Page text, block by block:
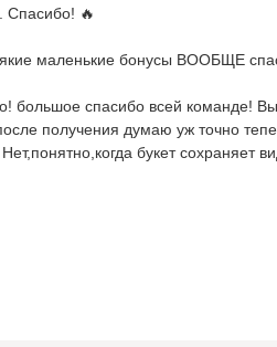
Спасибо! 🔥
маленькие бонусы ВООБЩЕ
большое спасибо всей команде!
получения думаю уж точно
букет сохраняет